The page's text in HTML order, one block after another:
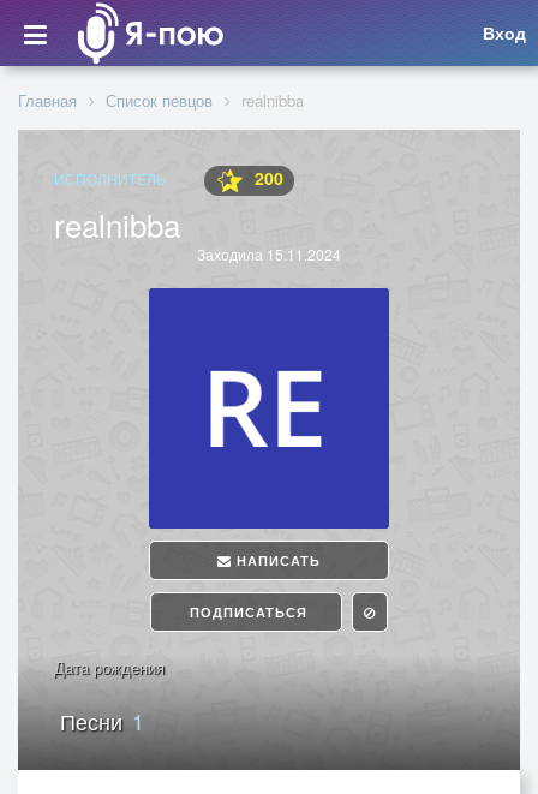
Вход
Главная Список певцов realnibba
ИСПОЛНИТЕЛЬ 200
realnibba
Заходила 15.11.2024
НАПИСАТЬ
ПОДПИСАТЬСЯ
Дата рождения
Песни 1